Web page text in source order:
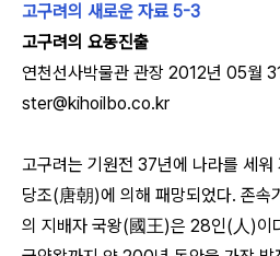
고구려의 새로운 자료 5-3
고구려의 요동진출
연천선사박물관 관장 2012년 05월
ster@kihoilbo.co.kr
고구려는 기원전 37년에 나라를 세
당조(唐朝)에 의해 패망되었다. 존속
의 지배자 국왕(國王)은 28인(人)이